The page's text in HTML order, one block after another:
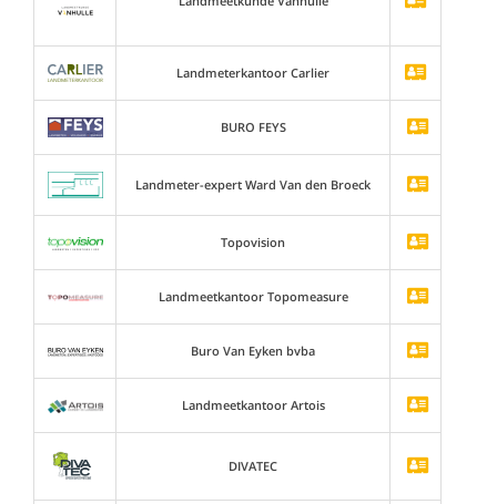
Landmeterkantoor Carlier
BURO FEYS
Landmeter-expert Ward Van den Broeck
Topovision
Landmeetkantoor Topomeasure
Buro Van Eyken bvba
Landmeetkantoor Artois
DIVATEC